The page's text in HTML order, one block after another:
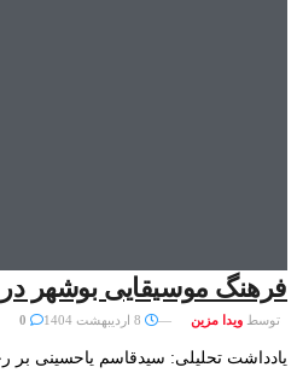
فرهنگ موسیقایی بوشهر
توسط ویدا مزین
یادداشت تحلیلی: سیدقاسم یاحسینی بر